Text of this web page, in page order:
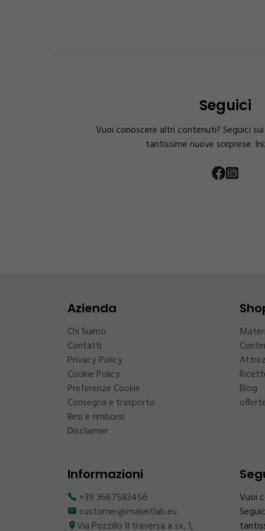
Seguici
Vuoi conoscere altri contenuti? Seguici
tantissime nuove sorprese.
Azienda
Chi Siamo
Contatti
Privacy Policy
Cookie Policy
Preferenze Cookie
Consegna e trasporto
Resi e rimborsi
Disclaimer
Blog
Informazioni
+39 3667583456
customer@makeitlab.eu
Via Pozzillo II traversa a sx, 1,
Vuoi